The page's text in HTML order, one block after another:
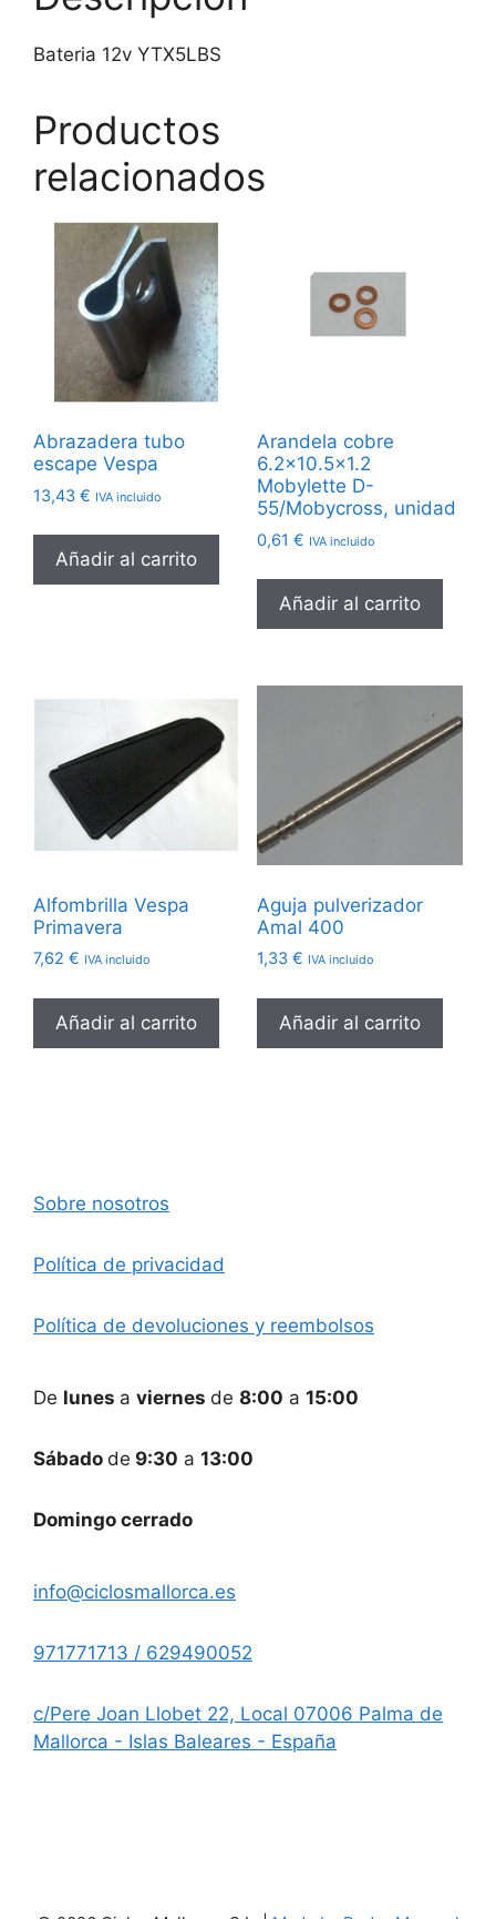
Bateria 12v YTX5LBS
Productos
relacionados
Abrazadera tubo
escape Vespa
13,43 € IVA incluido
Añadir al carrito
Arandela cobre
6.2×10.5×1.2
Mobylette D-
55/Mobycross, unidad
0,61 € IVA incluido
Añadir al carrito
Alfombrilla Vespa
Primavera
7,62 € IVA incluido
Añadir al carrito
Aguja pulverizador
Amal 400
1,33 € IVA incluido
Añadir al carrito
Sobre nosotros
Política de privacidad
Política de devoluciones y reembolsos
De lunes a viernes de 8:00 a 15:00
Sábado de 9:30 a 13:00
Domingo cerrado
info@ciclosmallorca.es
971771713 / 629490052
c/Pere Joan Llobet 22, Local 07006 Palma de
Mallorca - Islas Baleares - España